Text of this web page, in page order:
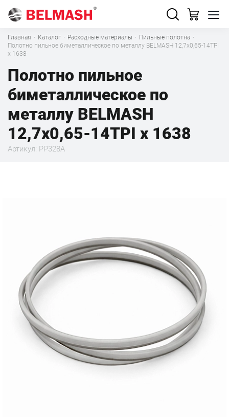
Главная · Каталог · Расходные материалы · Пильные полотна ·
Полотно пильное биметаллическое по металлу BELMASH 12,7x0,65-14TPI
x 1638
Полотно пильное
биметаллическое по
металлу BELMASH
12,7x0,65-14TPI x 1638
Артикул: PP328A